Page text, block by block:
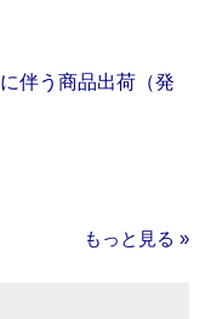
伴う商品出荷（発
もっと見る »